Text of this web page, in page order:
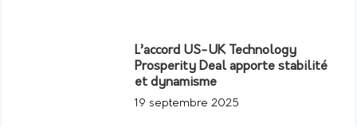
L’accord US-UK Technology
Prosperity Deal apporte stabilité
et dynamisme
19 septembre 2025